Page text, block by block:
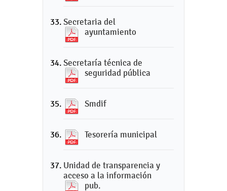
Secretaria del
ayuntamiento
Secretaría técnica de
seguridad pública
Smdif
Tesorería municipal
Unidad de transparencia y
acceso a la información
pub.